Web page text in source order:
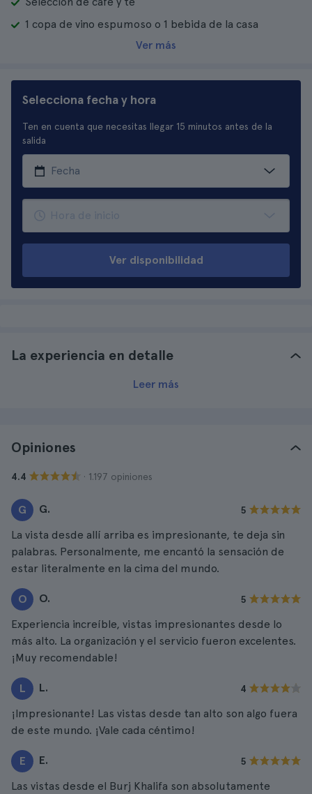
1 copa de vino espumoso o 1 bebida de la casa
Ver más
Selecciona fecha y hora
Ten en cuenta que necesitas llegar 15 minutos antes de la
salida
Ver disponibilidad
La experiencia en detalle
Leer más
Opiniones
4.4 · 1.197 opiniones
G G. 5
La vista desde allí arriba es impresionante, te deja sin
palabras. Personalmente, me encantó la sensación de
estar literalmente en la cima del mundo.
O O. 5
Experiencia increíble, vistas impresionantes desde lo
más alto. La organización y el servicio fueron excelentes.
¡Muy recomendable!
L L. 4
¡Impresionante! Las vistas desde tan alto son algo fuera
de este mundo. ¡Vale cada céntimo!
E E. 5
Las vistas desde el Burj Khalifa son absolutamente